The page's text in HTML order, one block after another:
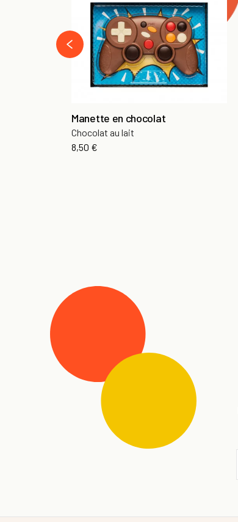
Manette en chocolat
Chocolat au lait
8,50 €
‹